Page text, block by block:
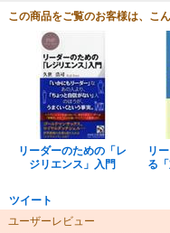
この商品をご覧のお客様は、こ
リーダーのための「レ
ジリエンス」入門
リ
る
ツイート
ユーザーレビュー